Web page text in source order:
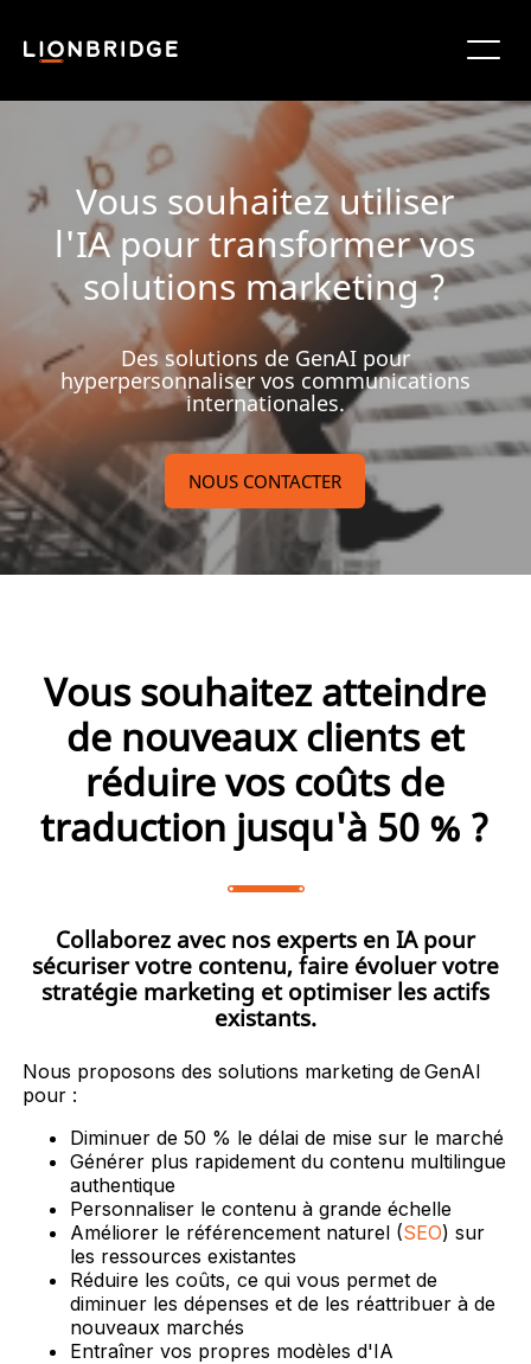
Vous souhaitez utiliser
l'IA pour transformer vos
solutions marketing ?
Des solutions de GenAI pour
hyperpersonnaliser vos communications
internationales.
NOUS CONTACTER
Vous souhaitez atteindre
de nouveaux clients et
réduire vos coûts de
traduction jusqu'à 50 % ?
Collaborez avec nos experts en IA pour
sécuriser votre contenu, faire évoluer votre
stratégie marketing et optimiser les actifs
existants.
Nous proposons des solutions marketing de GenAI
pour :
Diminuer de 50 % le délai de mise sur le marché
Générer plus rapidement du contenu multilingue
authentique
Personnaliser le contenu à grande échelle
Améliorer le référencement naturel (SEO) sur
les ressources existantes
Réduire les coûts, ce qui vous permet de
diminuer les dépenses et de les réattribuer à de
nouveaux marchés
Entraîner vos propres modèles d'IA